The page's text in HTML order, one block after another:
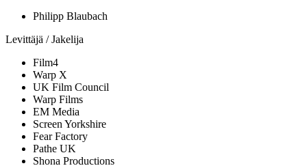
Philipp Blaubach
Levittäjä / Jakelija
Film4
Warp X
UK Film Council
Warp Films
EM Media
Screen Yorkshire
Fear Factory
Pathe UK
Shona Productions